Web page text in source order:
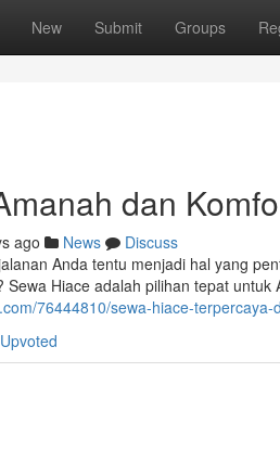
New Submit Groups
dan
ago News
Discuss
Anda tentu menjadi hal yang
Hiace adalah pilihan tepat untuk
76444810/sewa-hiace-terpercaya-